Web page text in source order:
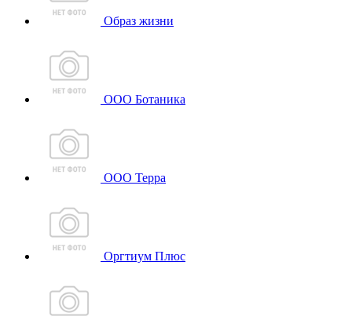
Образ жизни
ООО Ботаника
ООО Терра
Оргтиум Плюс